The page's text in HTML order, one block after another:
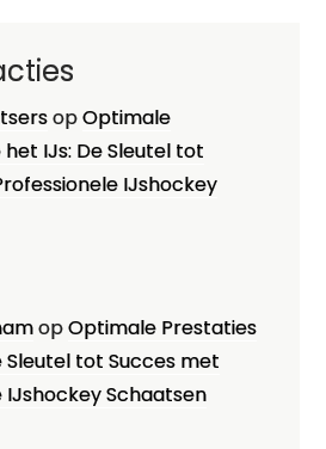
opOptimale
IJs: De Sleutel tot
IJshockey
opOptimale Prestaties
Sleutel tot Succes met
IJshockey Schaatsen